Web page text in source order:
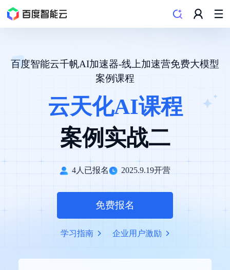
百度智能云千帆AI加速器-线上加速营免费大模型
案例课程
云天化AI课程
案例实战二
4人已报名 2025.9.19开营
免费报名
学习指南 企业用户激励